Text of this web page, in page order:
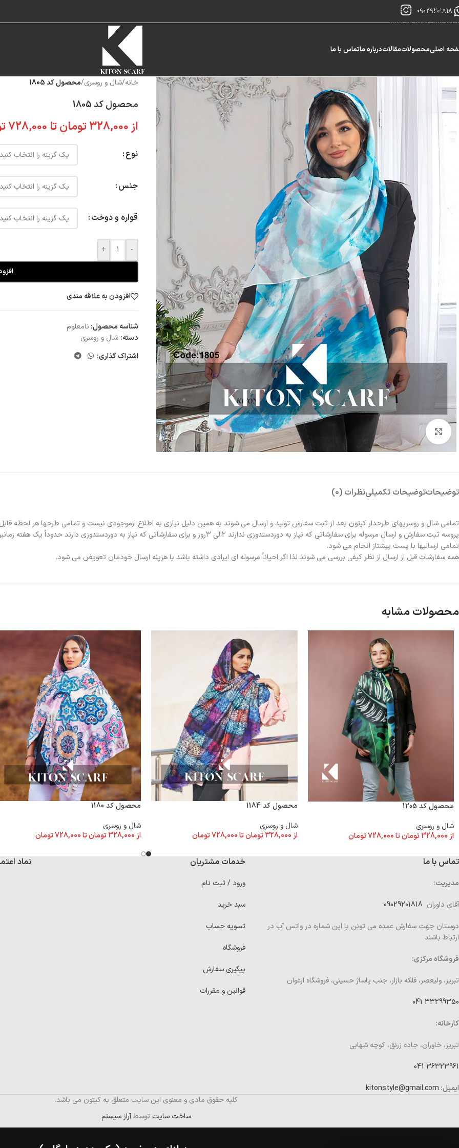
Skip to navigation
Skip to main content
09029201818
اصلیمحصولاتمقالاتدرباره ماتماس با ما
بزرگنمایی تصویر
خانه/شال و روسری/محصول کد 1805
محصول کد 1805
از328,000تومانتا 728,000
نوع
جنس
قواره و دوخت
-
+
افزودن به علاقه مندی
شناسه محصول: نامعلوم
دسته: شال و روسری
اشتراک گذاری:
توضیحاتتوضیحات تکمیلینظرات (0)
تمامی شال و روسریهای طرحدار کیتون بعد از ثبت سفارش تولید و ارسال می شوند به همین دلیل نیازی به اطلاع ازموجودی نیست و تمامی طرحها هر لحظه
پروسه ثبت سفارش و ارسال مرسوله برای سفارشاتی که نیاز به دوردستدوزی ندارند 2الی 3روز و برای سفارشاتی که نیاز به دوردستدوزی دارند حدوداً یک هفته زمانبر خواهد بود.
تمامی ارسالیها با پست پیشتاز انجام می شود.
همه سفارشات قبل از ارسال از نظر کیفی بررسی می شوند لذا اگر احیاناً مرسوله ای ایرادی داشته باشد با هزینه ارسال خودمان تعویض می شود.
محصولات مشابه
محصول کد 1205
شال و روسری
از 328,000تومانتا728,000تومان
محصول کد 1184
شال و روسری
از328,000 تومانتا728,000تومان
محصول کد 1180
شال و روسری
از328,000تومانتا728,000تومان
تماس با ما
مدیریت:
آقای داوران
دوستان جهت سفارش عمده می تونن با این شماره در واتس آپ در
ارتباط باشند
فروشگاه مرکزی:
تبریز، ولیعصر، فلکه بازار، جنب پاساژ حسینی، فروشگاه ارغوان
33299350 041
کارخانه:
تبریز، خاوران، جاده زرنق، کوچه شهابی
36323961 041
ایمیل: kitonstyle@gmail.com
خدمات مشتریان
ورود / ثبت نام
سبد خرید
تسویه حساب
فروشگاه
پیگیری سفارش
قوانین و مقررات
نماد
کلیه حقوق مادی و معنوی این سایت متعلق به کیتون می باشد.
ساخت سایت توسطآراز سیستم